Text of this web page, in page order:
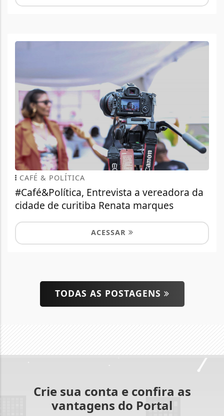
CAFÉ & POLÍTICA
#Café&Política, Entrevista a vereadora da
cidade de curitiba Renata marques
ACESSAR
TODAS AS POSTAGENS
Crie sua conta e confira as
vantagens do Portal